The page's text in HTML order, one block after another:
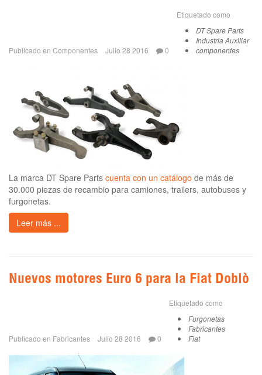
Publicado en Componentes Julio 28 2016 0
Etiquetado como
DT Spare Parts
Industria Auxiliar
componentes
La marca DT Spare Parts cuenta con un catálogo de más de
30.000 piezas de recambio para camiones, trailers, autobuses y
furgonetas.
Leer más ...
Nuevos motores Euro 6 para la Fiat Doblò
Publicado en Fabricantes Julio 28 2016 0
Etiquetado como
Furgonetas
Fabricantes
Fiat